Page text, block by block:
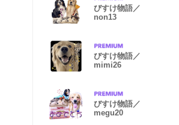
びすけ物語／
non13
びすけ物語／
mimi26
びすけ物語／
megu20